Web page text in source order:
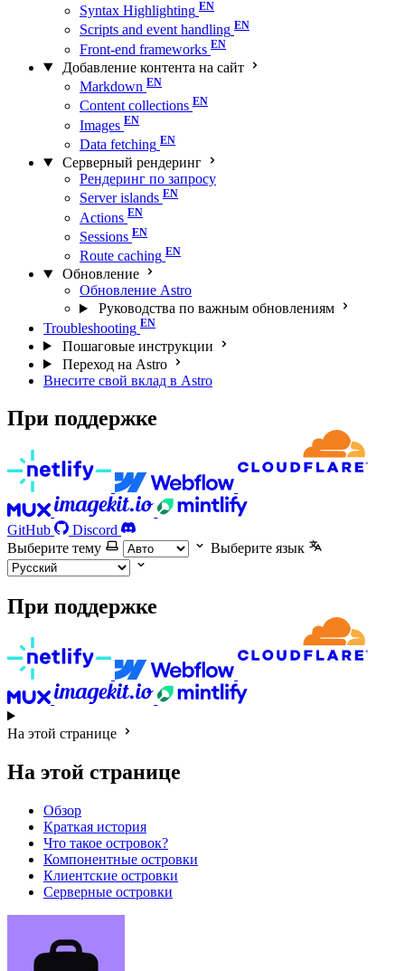
Syntax Highlighting
Scripts and event handling
Front-end frameworks
Добавление контента на сайт
Markdown
Content collections
Images
Data fetching
Серверный рендеринг
Рендеринг по запросу
Server islands
Actions
Sessions
Route caching
Обновление
Обновление Astro
Руководства по важным обновлениям
Troubleshooting
Пошаговые инструкции
Переход на Astro
Внесите свой вклад в Astro
При поддержке
GitHub
Discord
Выберите тему
Выберите язык
При поддержке
На этой странице
На этой странице
Обзор
Краткая история
Что такое островок?
Компонентные островки
Клиентские островки
Серверные островки